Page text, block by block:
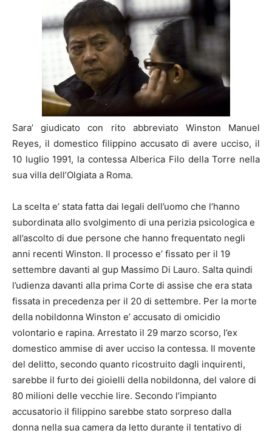
Sara’ giudicato con rito abbreviato Winston Manuel
Reyes, il domestico filippino accusato di avere ucciso, il
10 luglio 1991, la contessa Alberica Filo della Torre nella
sua villa dell’Olgiata a Roma.
La scelta e’ stata fatta dai legali dell’uomo che l’hanno
subordinata allo svolgimento di una perizia psicologica e
all’ascolto di due persone che hanno frequentato negli
anni recenti Winston. Il processo e’ fissato per il 19
settembre davanti al gup Massimo Di Lauro. Salta quindi
l’udienza davanti alla prima Corte di assise che era stata
fissata in precedenza per il 20 di settembre. Per la morte
della nobildonna Winston e’ accusato di omicidio
volontario e rapina. Arrestato il 29 marzo scorso, l’ex
domestico ammise di aver ucciso la contessa. Il movente
del delitto, secondo quanto ricostruito dagli inquirenti,
sarebbe il furto dei gioielli della nobildonna, del valore di
80 milioni delle vecchie lire. Secondo l’impianto
accusatorio il filippino sarebbe stato sorpreso dalla
donna nella sua camera da letto durante il tentativo di